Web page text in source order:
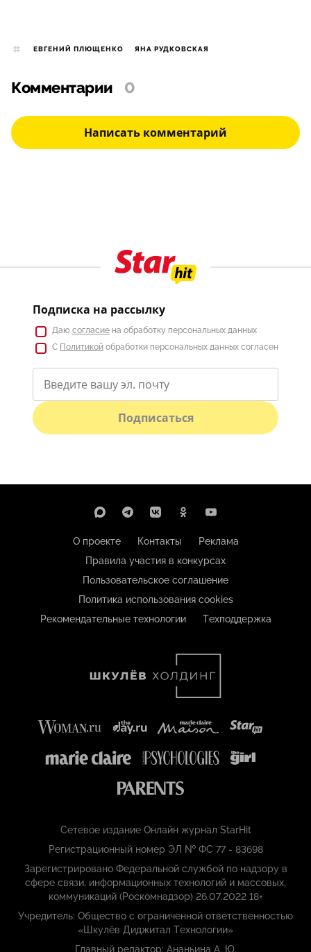
ЕВГЕНИЙ ПЛЮЩЕНКО ЯНА РУДКОВСКАЯ
Комментарии 0
Написать комментарий
Подписка на рассылку
Даю согласие на обработку персональных данных
С Политикой обработки персональных данных согласен
Подписаться
О проекте Контакты
Реклама
Правила участия в конкурсах
Пользовательское соглашение
Политика использования cookies
Рекомендательные технологии
Техподдержка
Сетевое издание Онлайн журнал StarHit
Регистрационный номер ЭЛ № ФС 77 - 83698
Зарегистрировано Федеральной службой по надзору в
сфере связи, информационных технологий и массовых,
коммуникаций (Роскомнадзор) 26.07.2022 18+
Учредитель: Общество с ограниченной ответственностью
«Шкулёв Диджитал Технологии»
Главный редактор: Ананьина А. Ю.